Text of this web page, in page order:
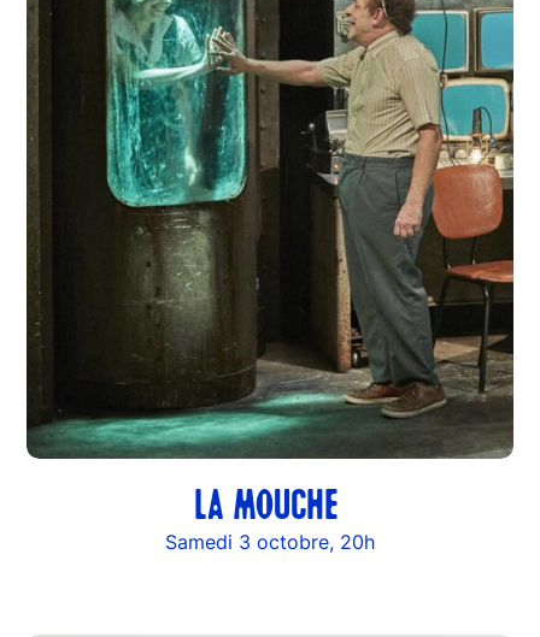
LA MOUCHE
Samedi 3 octobre, 20h